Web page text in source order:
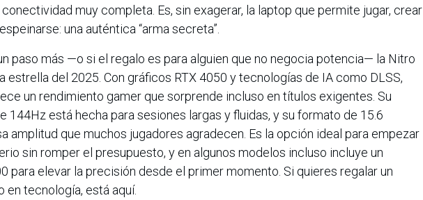
muy completa. Es, sin exagerar, la laptop que permite jugar, crear
una auténtica “arma secreta”.
paso más —o si el regalo es para alguien que no negocia potencia— la Nitro
estrella del 2025. Con gráficos RTX 4050 y tecnologías de IA como DLSS,
un rendimiento gamer que sorprende incluso en títulos exigentes. Su
144Hz está hecha para sesiones largas y fluidas, y su formato de 15.6
amplitud que muchos jugadores agradecen. Es la opción ideal para empezar
sin romper el presupuesto, y en algunos modelos incluso incluye un
para elevar la precisión desde el primer momento. Si quieres regalar un
en tecnología, está aquí.